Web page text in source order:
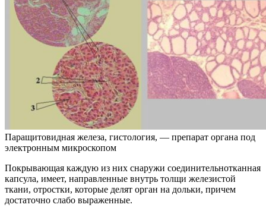
Паращитовидная железа, гистология, — препарат органа под
электронным микроскопом
Покрывающая каждую из них снаружи соединительнотканная
капсула, имеет, направленные внутрь толщи железистой
ткани, отростки, которые делят орган на дольки, причем
достаточно слабо выраженные.